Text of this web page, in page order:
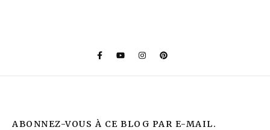
ABONNEZ-VOUS À CE BLOG PAR E-MAIL.